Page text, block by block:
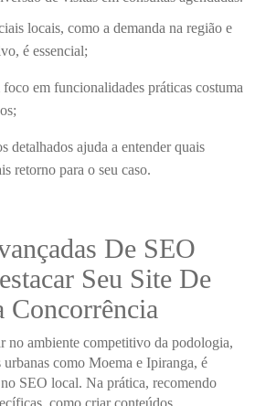
locais, como a demanda na região e
é essencial;
em funcionalidades práticas costuma
detalhados ajuda a entender quais
retorno para o seu caso.
De SEO
Seu Site De
Concorrência
no ambiente competitivo da podologia,
urbanas como Moema e Ipiranga, é
SEO local. Na prática, recomendo